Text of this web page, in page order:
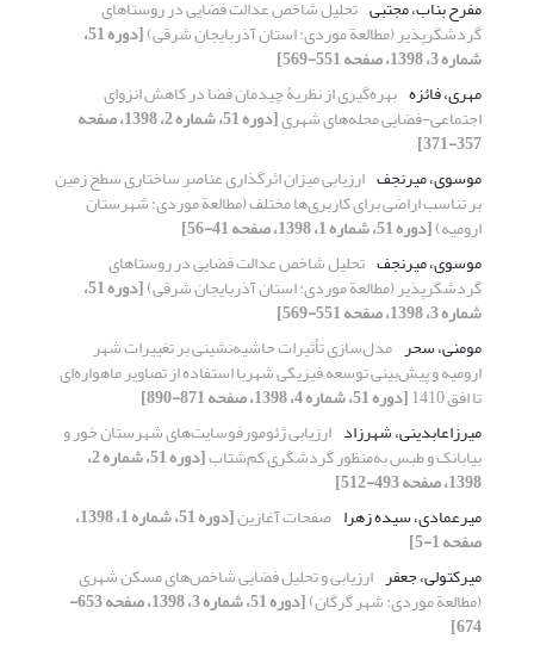
مفرح بناب، مجتبی تحلیل شاخص عدالت فضایی در روستاهای
گردشگرپذیر (مطالعة موردی: استان آذربایجان شرقی) [دوره 51،
شماره 3، 1398، صفحه 551-569]
مهری، فائزه بهره‌گیری از نظریۀ چیدمان فضا در کاهش انزوای
اجتماعی-فضایی محله‌های شهری [دوره 51، شماره 2، 1398، صفحه
357-371]
موسوی، میرنجف ارزیابی میزان اثرگذاری عناصر ساختاری سطح زمین
بر تناسب اراضی برای کاربری‌ها مختلف (مطالعة موردی: شهرستان
ارومیه)[دوره 51، شماره 1، 1398، صفحه 41-56]
موسوی، میرنجف تحلیل شاخص عدالت فضایی در روستاهای
گردشگرپذیر (مطالعة موردی: استان آذربایجان شرقی) [دوره 51،
شماره 3، 1398، صفحه 551-569]
مومنی، سحر مدل‌سازی تأثیرات حاشیه‌نشینی بر تغییرات شهر
ارومیه و پیش‌بینی توسعه فیزیکی شهربا استفاده از تصاویر ماهواره‌ای
تا افق 1410
[دوره 51، شماره 4، 1398، صفحه 871-890]
میرزاعابدینی، شهرزاد ارزیابی ژئومورفوسایت‌های شهرستان خور و
بیابانک و طبس به‌منظور گردشگری کم‌شتاب [دوره 51، شماره 2،
1398، صفحه 493-512]
میرعمادی، سیده زهرا صفحات آغازین [دوره 51، شماره 1، 1398،
صفحه 1-5]
میرکتولی، جعفر ارزیابی و تحلیل فضایی شاخص‌های مسکن شهری
(مطالعة موردی: شهر گرگان) [دوره 51، شماره 3، 1398، صفحه 653-
674]